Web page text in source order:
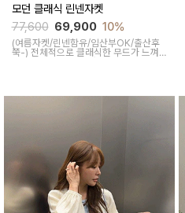
모던 클래식 린넨자켓
77,600 69,900 10%
(여름자켓/린넨함유/임산부OK/출산후
쭉-) 전체적으로 클래식한 무드가 느껴